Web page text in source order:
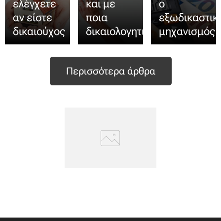
ελέγχετε
αν είστε
δικαιούχος
και με
ποια
δικαιολογητικά
ο
μηχανισμός
Περισσότερα άρθρα